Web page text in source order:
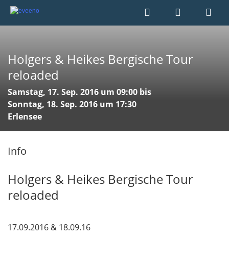
Holgers & Heikes Bergische Tour
reloaded
Samstag, 17. Sep. 2016 um 09:00 bis
Sonntag, 18. Sep. 2016 um 17:30
Erlensee
Info
Holgers & Heikes Bergische Tour
reloaded
17.09.2016 & 18.09.16